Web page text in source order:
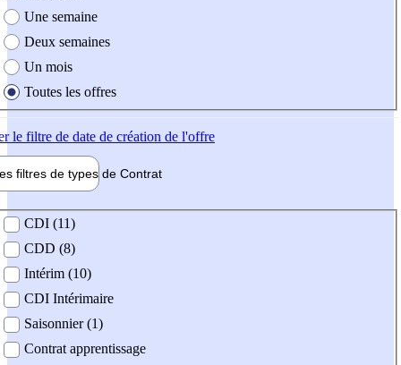
Une semaine
Deux semaines
Un mois
Toutes les offres
le filtre de date de création de l'offre
filtres de types de Contrat
contrat
CDI (11)
CDD (8)
Intérim (10)
CDI Intérimaire
Saisonnier (1)
Contrat apprentissage